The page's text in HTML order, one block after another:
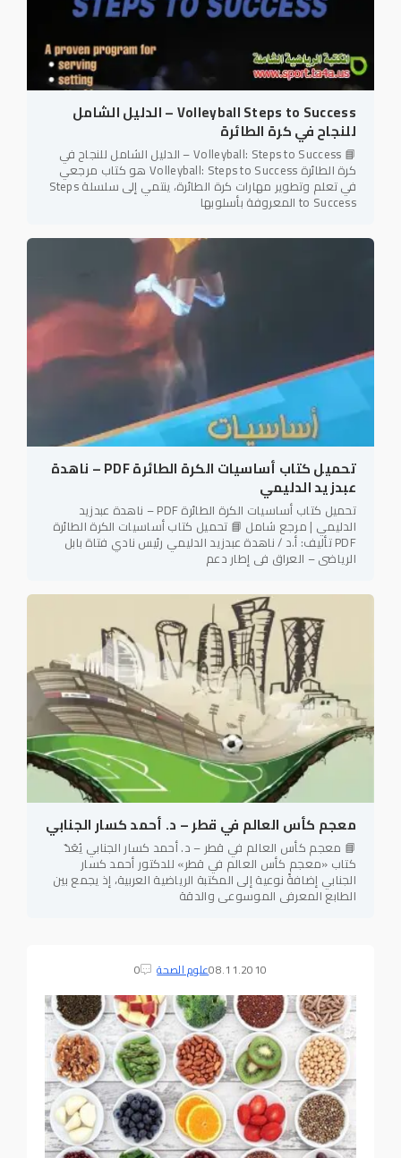
Volleyball Steps to Success – الدليل الشامل
للنجاح في كرة الطائرة
📘 Volleyball: Steps to Success – الدليل الشامل للنجاح في
كرة الطائرة Volleyball: Steps to Success هو كتاب مرجعي
في تعلم وتطوير مهارات كرة الطائرة، ينتمي إلى سلسلة Steps
to Success المعروفة بأسلوبها
تحميل كتاب أساسيات الكرة الطائرة PDF – ناهدة
عبدزيد الدليمي
تحميل كتاب أساسيات الكرة الطائرة PDF – ناهدة عبدزيد
الدليمي | مرجع شامل 📘 تحميل كتاب أساسيات الكرة الطائرة
PDF تأليف: أ.د / ناهدة عبدزيد الدليمي رئيس نادي فتاة بابل
الرياضي – العراق في إطار دعم
معجم كأس العالم في قطر – د. أحمد كسار الجنابي
📘 معجم كأس العالم في قطر – د. أحمد كسار الجنابي يُعَدّ
كتاب «معجم كأس العالم في قطر» للدكتور أحمد كسار
الجنابي إضافةً نوعية إلى المكتبة الرياضية العربية، إذ يجمع بين
الطابع المعرفي الموسوعي والدقة
08.11.2010علوم الصحة 0